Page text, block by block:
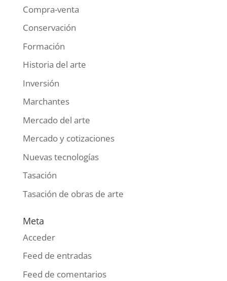
Compra-venta
Conservación
Formación
Historia del arte
Inversión
Marchantes
Mercado del arte
Mercado y cotizaciones
Nuevas tecnologías
Tasación
Tasación de obras de arte
Meta
Acceder
Feed de entradas
Feed de comentarios